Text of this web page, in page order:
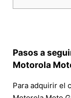
Pasos a
Motorola
Para adquirir el